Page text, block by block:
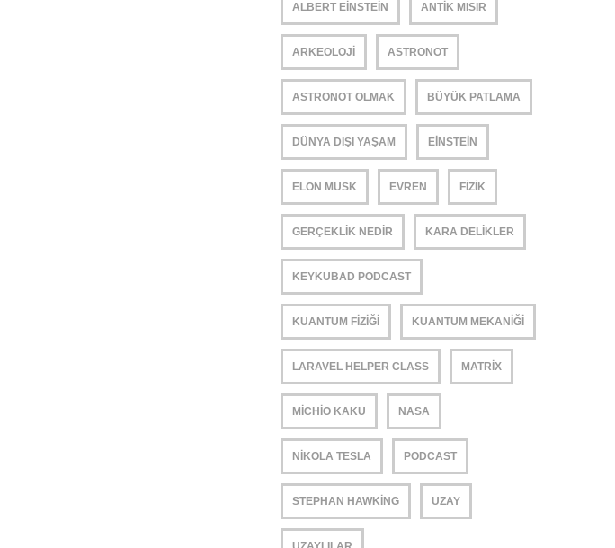
ALBERT EINSTEIN ANTIK MISIR
ARKEOLOJI ASTRONOT
ASTRONOT OLMAK BÜYÜK PATLAMA
DÜNYA DIŞI YAŞAM EINSTEIN
ELON MUSK EVREN FIZIK
GERÇEKLIK NEDIR KARA DELIKLER
KEYKUBAD PODCAST
KUANTUM FIZIĞI KUANTUM MEKANIĞI
LARAVEL HELPER CLASS MATRIX
MICHIO KAKU NASA
NIKOLA TESLA PODCAST
STEPHAN HAWKING UZAY